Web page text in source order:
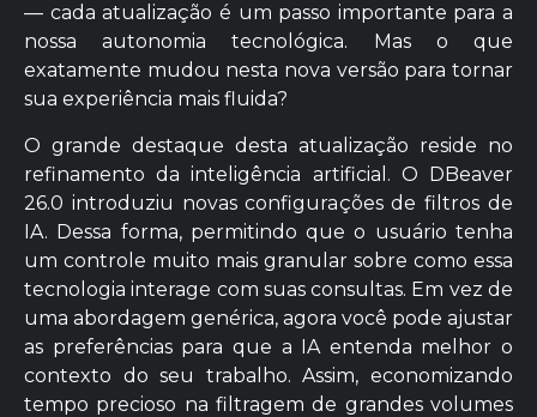
— cada atualização é um passo importante para a
nossa autonomia tecnológica. Mas o que
exatamente mudou nesta nova versão para tornar
sua experiência mais fluida?
O grande destaque desta atualização reside no
refinamento da inteligência artificial. O DBeaver
26.0 introduziu novas configurações de filtros de
IA. Dessa forma, permitindo que o usuário tenha
um controle muito mais granular sobre como essa
tecnologia interage com suas consultas. Em vez de
uma abordagem genérica, agora você pode ajustar
as preferências para que a IA entenda melhor o
contexto do seu trabalho. Assim, economizando
tempo precioso na filtragem de grandes volumes